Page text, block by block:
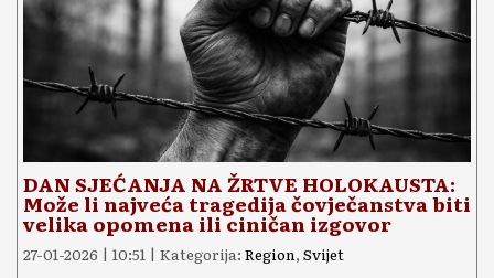
DAN SJEĆANJA NA ŽRTVE HOLOKAUSTA:
Može li najveća tragedija čovječanstva biti
velika opomena ili ciničan izgovor
27-01-2026 | 10:51 | Kategorija: Region, Svijet